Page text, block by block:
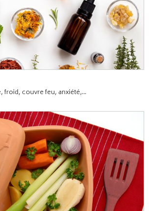
froid, couvre feu, anxiété,...